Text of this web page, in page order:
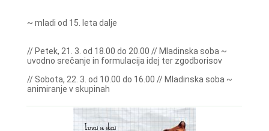
~ mladi od 15. leta dalje
// Petek, 21. 3. od 18.00 do 20.00 // Mladinska soba ~
uvodno srečanje in formulacija idej ter zgodborisov
// Sobota, 22. 3. od 10.00 do 16.00 // Mladinska soba ~
animiranje v skupinah